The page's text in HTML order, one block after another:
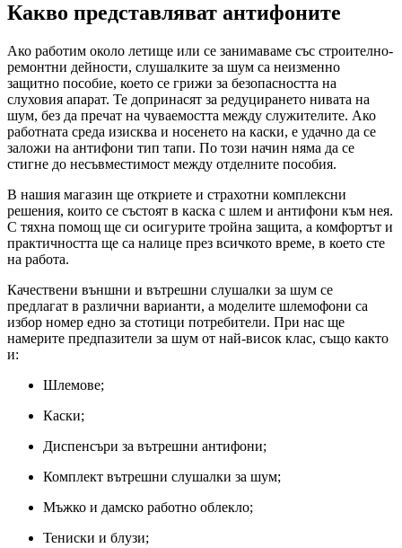
Какво представляват антифоните
Ако работим около летище или се занимаваме със строително-
ремонтни дейности, слушалките за шум са неизменно
защитно пособие, което се грижи за безопасността на
слуховия апарат. Те допринасят за редуцирането нивата на
шум, без да пречат на чуваемостта между служителите. Ако
работната среда изисква и носенето на каски, е удачно да се
заложи на антифони тип тапи. По този начин няма да се
стигне до несъвместимост между отделните пособия.
В нашия магазин ще откриете и страхотни комплексни
решения, които се състоят в каска с шлем и антифони към нея.
С тяхна помощ ще си осигурите тройна защита, а комфортът и
практичността ще са налице през всичкото време, в което сте
на работа.
Качествени външни и вътрешни слушалки за шум се
предлагат в различни варианти, а моделите шлемофони са
избор номер едно за стотици потребители. При нас ще
намерите предпазители за шум от най-висок клас, също както
и:
Шлемове;
Каски;
Диспенсъри за вътрешни антифони;
Комплект вътрешни слушалки за шум;
Мъжко и дамско работно облекло;
Тениски и блузи;